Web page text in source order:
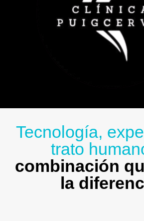
Tecnología,
trato
combinación
la